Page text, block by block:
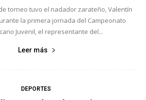
torneo tuvo el nadador zarateño, Valentín
la primera jornada del Campeonato
Juvenil, el representante del...
Leer más
DEPORTES